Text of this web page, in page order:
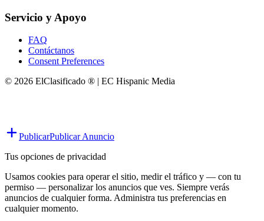
Servicio y Apoyo
FAQ
Contáctanos
Consent Preferences
© 2026 ElClasificado ® | EC Hispanic Media
PublicarPublicar Anuncio
Tus opciones de privacidad
Usamos cookies para operar el sitio, medir el tráfico y — con tu
permiso — personalizar los anuncios que ves. Siempre verás
anuncios de cualquier forma. Administra tus preferencias en
cualquier momento.